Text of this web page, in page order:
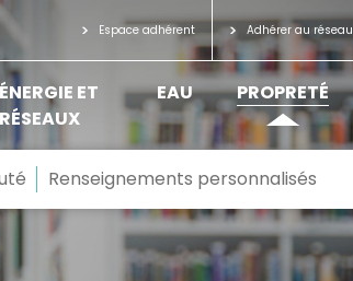
Espace adhérent Adhérer au réseau
ÉNERGIE ET
RÉSEAUX
EAU PROPRETÉ
Renseignements personnalisés